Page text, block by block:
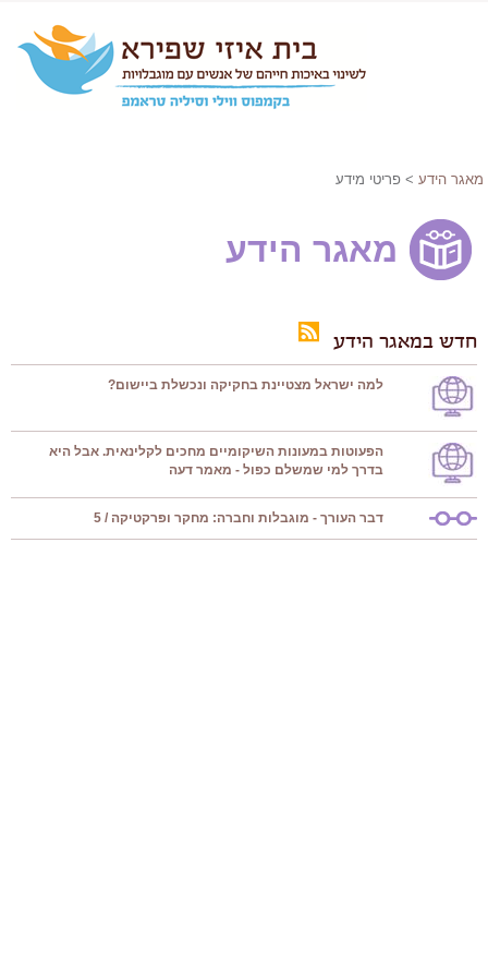
מאגר הידע > פריטי מידע
מאגר הידע
חדש במאגר הידע
למה ישראל מצטיינת בחקיקה ונכשלת ביישום?
הפעוטות במעונות השיקומיים מחכים לקלינאית. אבל היא
בדרך למי שמשלם כפול - מאמר דעה
דבר העורך - מוגבלות וחברה: מחקר ופרקטיקה / 5